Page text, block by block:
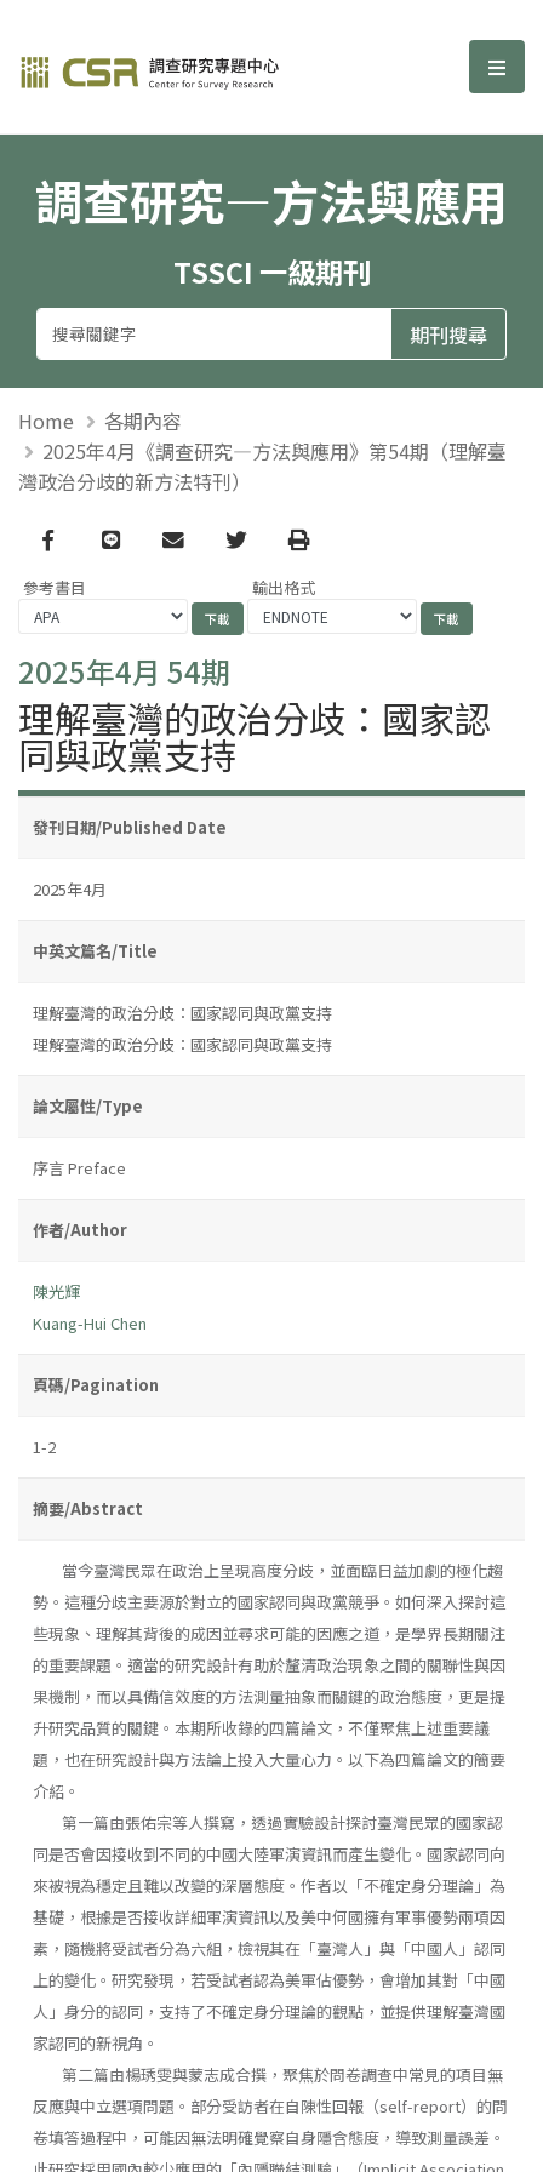
調查研究—方法與應用期刊 選
調查研究—方法與應用
TSSCI 一級期刊
Home
各期內容
2025年4月《調查研究—方法與應用》第54期（理解臺
灣政治分歧的新方法特刊）
Facebook
line email TwitterPrint
參考書目 輸出格式
2025年4月 54期
理解臺灣的政治分歧：國家認
同與政黨支持
發刊日期/Published Date
2025年4月
中英文篇名/Title
理解臺灣的政治分歧：國家認同與政黨支持
理解臺灣的政治分歧：國家認同與政黨支持
論文屬性/Type
序言 Preface
作者/Author
陳光輝
Kuang-Hui Chen
頁碼/Pagination
1-2
摘要/Abstract
當今臺灣民眾在政治上呈現高度分歧，並面臨日益加劇的極化趨
勢。這種分歧主要源於對立的國家認同與政黨競爭。如何深入探討這
些現象、理解其背後的成因並尋求可能的因應之道，是學界長期關注
的重要課題。適當的研究設計有助於釐清政治現象之間的關聯性與因
果機制，而以具備信效度的方法測量抽象而關鍵的政治態度，更是提
升研究品質的關鍵。本期所收錄的四篇論文，不僅聚焦上述重要議
題，也在研究設計與方法論上投入大量心力。以下為四篇論文的簡要
介紹。
第一篇由張佑宗等人撰寫，透過實驗設計探討臺灣民眾的國家認
同是否會因接收到不同的中國大陸軍演資訊而產生變化。國家認同向
來被視為穩定且難以改變的深層態度。作者以「不確定身分理論」為
基礎，根據是否接收詳細軍演資訊以及美中何國擁有軍事優勢兩項因
素，隨機將受試者分為六組，檢視其在「臺灣人」與「中國人」認同
上的變化。研究發現，若受試者認為美軍佔優勢，會增加其對「中國
人」身分的認同，支持了不確定身分理論的觀點，並提供理解臺灣國
家認同的新視角。
第二篇由楊琇雯與蒙志成合撰，聚焦於問卷調查中常見的項目無
反應與中立選項問題。部分受訪者在自陳性回報（self-report）的問
卷填答過程中，可能因無法明確覺察自身隱含態度，導致測量誤差。